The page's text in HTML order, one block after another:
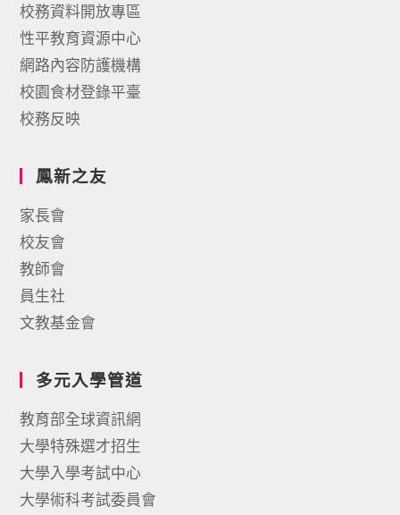
校務資料開放專區
性平教育資源中心
網路內容防護機構
校園食材登錄平臺
校務反映
鳳新之友
家長會
校友會
教師會
員生社
文教基金會
多元入學管道
教育部全球資訊網
大學特殊選才招生
大學入學考試中心
大學術科考試委員會